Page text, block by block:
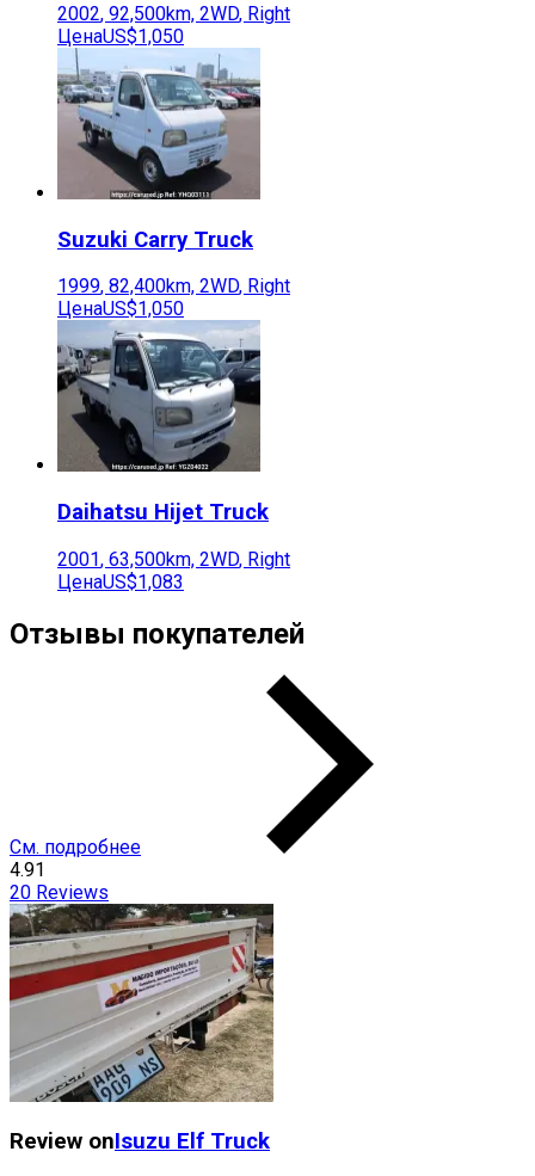
2002, 92,500km, 2WD, Right
ЦенаUS$1,050
Suzuki Carry Truck
1999, 82,400km, 2WD, Right
ЦенаUS$1,050
Daihatsu Hijet Truck
2001, 63,500km, 2WD, Right
ЦенаUS$1,083
Отзывы покупателей
См. подробнее
4.91
20 Reviews
Review onIsuzu Elf Truck